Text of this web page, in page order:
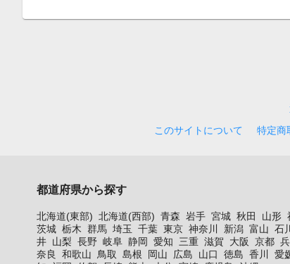
このサイトについて
特定商
都道府県から探す
北海道(東部) 北海道(西部) 青森 岩手 宮城 秋田 山形
茨城 栃木 群馬 埼玉 千葉 東京 神奈川 新潟 富山 石
井 山梨 長野 岐阜 静岡 愛知 三重 滋賀 大阪 京都
奈良
和歌山 鳥取 島根 岡山 広島 山口 徳島 香川 愛